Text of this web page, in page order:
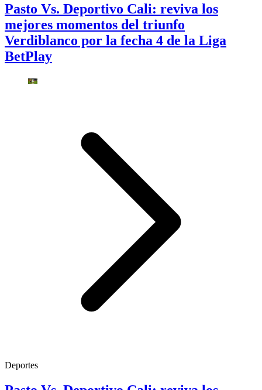
Pasto Vs. Deportivo Cali: reviva los
mejores momentos del triunfo
Verdiblanco por la fecha 4 de la Liga
BetPlay
Deportes